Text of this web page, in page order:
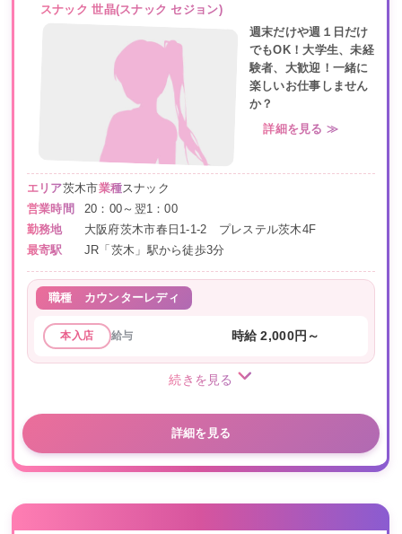
スナック 世晶(スナック セジョン)
週末だけや週１日だけ
でもOK！大学生、未経
験者、大歓迎！一緒に
楽しいお仕事しません
か？
詳細を見る ≫
エリア茨木市業種スナック
営業時間
20：00～翌1：00
勤務地
大阪府茨木市春日1-1-2 プレステル茨木4F
最寄駅
JR「茨木」駅から徒歩3分
職種 カウンターレディ
本入店 給与 時給 2,000円～
続きを見る
詳細を見る